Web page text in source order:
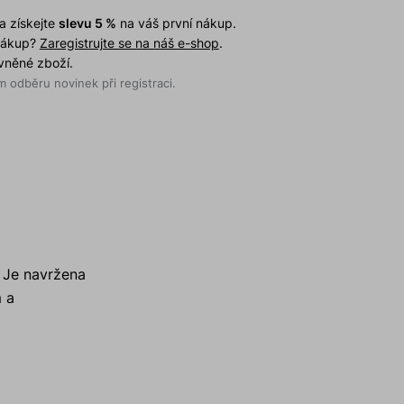
získejte slevu 5 % na váš první nákup.
Zaregistrujte se na náš e-shop.
zboží.
odběru novinek při registraci.
navržena
a